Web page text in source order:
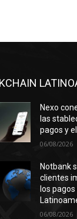
Nexo
las
pagos y
06/08/2026
Notbank
clientes
los
06/08/2026